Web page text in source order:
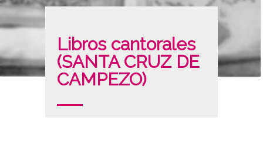
Libros cantorales
(SANTA CRUZ DE
CAMPEZO)